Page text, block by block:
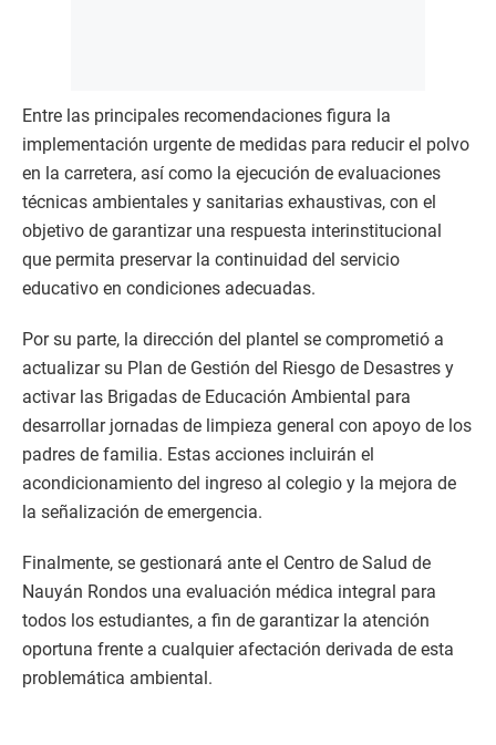
Entre las principales recomendaciones figura la
implementación urgente de medidas para reducir el polvo
en la carretera, así como la ejecución de evaluaciones
técnicas ambientales y sanitarias exhaustivas, con el
objetivo de garantizar una respuesta interinstitucional
que permita preservar la continuidad del servicio
educativo en condiciones adecuadas.
Por su parte, la dirección del plantel se comprometió a
actualizar su Plan de Gestión del Riesgo de Desastres y
activar las Brigadas de Educación Ambiental para
desarrollar jornadas de limpieza general con apoyo de los
padres de familia. Estas acciones incluirán el
acondicionamiento del ingreso al colegio y la mejora de
la señalización de emergencia.
Finalmente, se gestionará ante el Centro de Salud de
Nauyán Rondos una evaluación médica integral para
todos los estudiantes, a fin de garantizar la atención
oportuna frente a cualquier afectación derivada de esta
problemática ambiental.